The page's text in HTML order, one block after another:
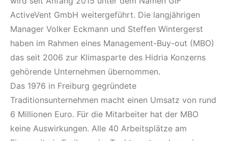
ActiveVent GmbH weitergeführt. Die langjährigen
Manager Volker Eckmann und Steffen Wintergerst
haben im Rahmen eines Management-Buy-out (MBO)
das seit 2006 zur Klimasparte des Hidria Konzerns
gehörende Unternehmen übernommen.
Das 1976 in Freiburg gegründete
Traditionsunternehmen macht einen Umsatz von rund
6 Millionen Euro. Für die Mitarbeiter hat der MBO
keine Auswirkungen. Alle 40 Arbeitsplätze am